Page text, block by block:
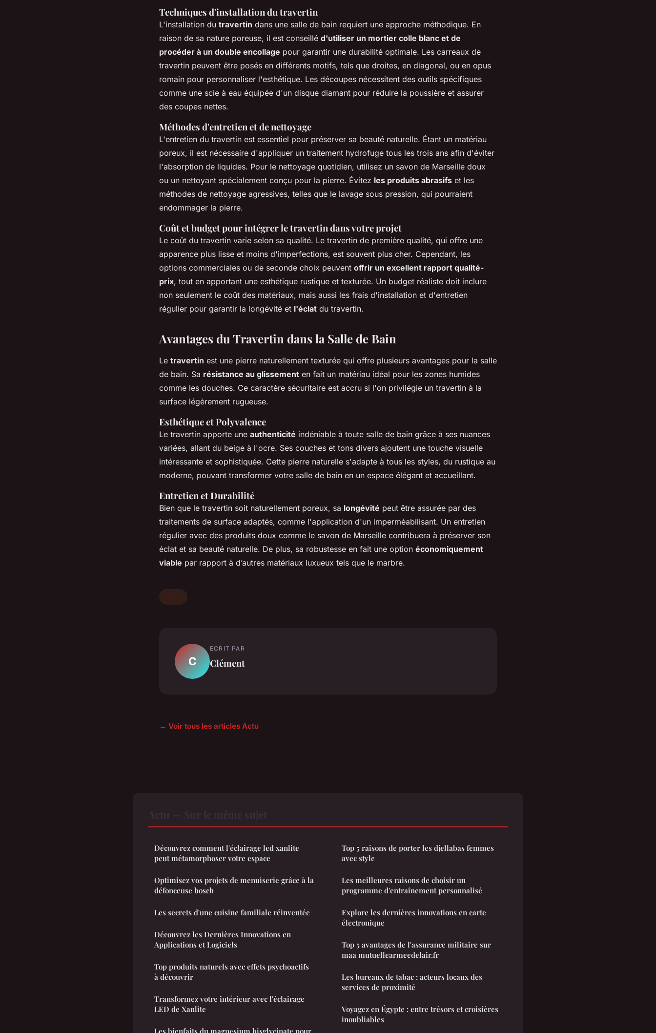
Techniques d'installation du travertin
L'installation du travertin dans une salle de bain requiert une approche méthodique. En
raison de sa nature poreuse, il est conseillé d'utiliser un mortier colle blanc et de
procéder à un double encollage pour garantir une durabilité optimale. Les carreaux de
travertin peuvent être posés en différents motifs, tels que droites, en diagonal, ou en opus
romain pour personnaliser l'esthétique. Les découpes nécessitent des outils spécifiques
comme une scie à eau équipée d'un disque diamant pour réduire la poussière et assurer
des coupes nettes.
Méthodes d'entretien et de nettoyage
L'entretien du travertin est essentiel pour préserver sa beauté naturelle. Étant un matériau
poreux, il est nécessaire d'appliquer un traitement hydrofuge tous les trois ans afin d'éviter
l'absorption de liquides. Pour le nettoyage quotidien, utilisez un savon de Marseille doux
ou un nettoyant spécialement conçu pour la pierre. Évitez les produits abrasifs et les
méthodes de nettoyage agressives, telles que le lavage sous pression, qui pourraient
endommager la pierre.
Coût et budget pour intégrer le travertin dans votre projet
Le coût du travertin varie selon sa qualité. Le travertin de première qualité, qui offre une
apparence plus lisse et moins d'imperfections, est souvent plus cher. Cependant, les
options commerciales ou de seconde choix peuvent offrir un excellent rapport qualité-
prix, tout en apportant une esthétique rustique et texturée. Un budget réaliste doit inclure
non seulement le coût des matériaux, mais aussi les frais d'installation et d'entretien
régulier pour garantir la longévité et l'éclat du travertin.
Avantages du Travertin dans la Salle de Bain
Le travertin est une pierre naturellement texturée qui offre plusieurs avantages pour la salle
de bain. Sa résistance au glissement en fait un matériau idéal pour les zones humides
comme les douches. Ce caractère sécuritaire est accru si l'on privilégie un travertin à la
surface légèrement rugueuse.
Esthétique et Polyvalence
Le travertin apporte une authenticité indéniable à toute salle de bain grâce à ses nuances
variées, allant du beige à l'ocre. Ses couches et tons divers ajoutent une touche visuelle
intéressante et sophistiquée. Cette pierre naturelle s'adapte à tous les styles, du rustique au
moderne, pouvant transformer votre salle de bain en un espace élégant et accueillant.
Entretien et Durabilité
Bien que le travertin soit naturellement poreux, sa longévité peut être assurée par des
traitements de surface adaptés, comme l'application d'un imperméabilisant. Un entretien
régulier avec des produits doux comme le savon de Marseille contribuera à préserver son
éclat et sa beauté naturelle. De plus, sa robustesse en fait une option économiquement
viable par rapport à d’autres matériaux luxueux tels que le marbre.
Actu
C
ECRIT PAR
Clément
← Voir tous les articles Actu
Découvrez comment l'éclairage led xanlite
peut métamorphoser votre espace
Optimisez vos projets de menuiserie grâce à la
défonceuse bosch
Les secrets d'une cuisine familiale réinventée
Découvrez les Dernières Innovations en
Applications et Logiciels
Top produits naturels avec effets psychoactifs
à découvrir
Transformez votre intérieur avec l'éclairage
LED de Xanlite
Les bienfaits du magnesium bisglycinate pour
Top 5 raisons de porter les djellabas femmes
avec style
Les meilleures raisons de choisir un
programme d'entraînement personnalisé
Explore les dernières innovations en carte
électronique
Top 5 avantages de l'assurance militaire sur
maa mutuellearmeedelair.fr
Les bureaux de tabac : acteurs locaux des
services de proximité
Voyagez en Égypte : entre trésors et croisières
inoubliables